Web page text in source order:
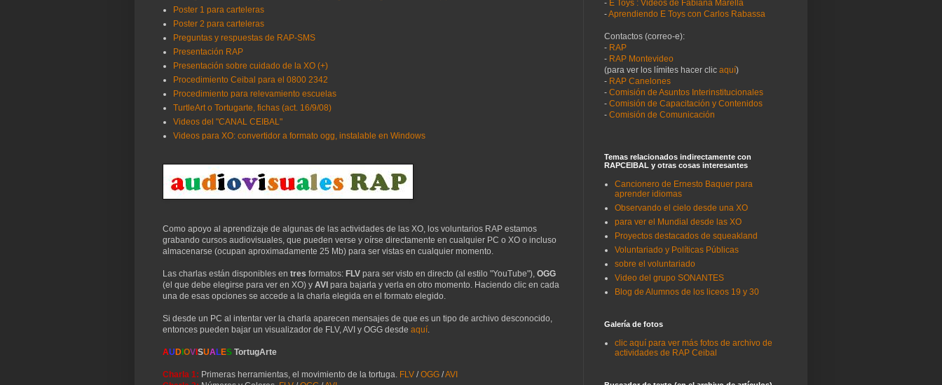
Poster 1 para carteleras
Poster 2 para carteleras
Preguntas y respuestas de RAP-SMS
Presentación RAP
Presentación sobre cuidado de la XO (+)
Procedimiento Ceibal para el 0800 2342
Procedimiento para relevamiento escuelas
TurtleArt o Tortugarte, fichas (act. 16/9/08)
Videos del "CANAL CEIBAL"
Videos para XO: convertidor a formato ogg, instalable en Windows
Como apoyo al aprendizaje de algunas de las actividades de las XO, los voluntarios RAP estamos
grabando cursos audiovisuales, que pueden verse y oírse directamente en cualquier PC o XO o incluso
almacenarse (ocupan aproximadamente 25 Mb) para ser vistas en cualquier momento.
Las charlas están disponibles en tres formatos: FLV para ser visto en directo (al estilo "YouTube") OGG
(el que debe elegirse para ver en XO) y AVI para bajarla y verla en otro momento. Haciendo clic en cada
una de esas opciones se accede a la charla elegida en el formato elegido.
Si desde un PC al intentar ver la charla aparecen mensajes de que es un tipo de archivo desconocido,
entonces pueden bajar un visualizador de FLV, AVI y OGG desde aquí
AUDIOVISUALES TortugArte
Charla 1: Primeras herramientas, el movimiento de la tortuga. FLV /OGG /AVI
- E Toys : Videos de Fabiana Marella
-Aprendiendo E Toys con Carlos Rabassa
Contactos (correo-e):
- RAP
- RAP Montevideo
(para ver los límites hacer clic aquí)
- RAP Canelones
- Comisión de Asuntos Interinstitucionales
- Comisión de Capacitación y Contenidos
- Comisión de Comunicación
Temas relacionados indirectamente con
RAPCEIBAL y otras cosas interesantes
Cancionero de Ernesto Baquer para
aprender idiomas
Observando el cielo desde una XO
para ver el Mundial desde las XO
Proyectos destacados de squeakland
Voluntariado y Políticas Públicas
sobre el voluntariado
Video del grupo SONANTES
Blog de Alumnos de los liceos 19 y 30
Galería de fotos
clic aquí para ver más fotos de archivo de
actividades de RAP Ceibal